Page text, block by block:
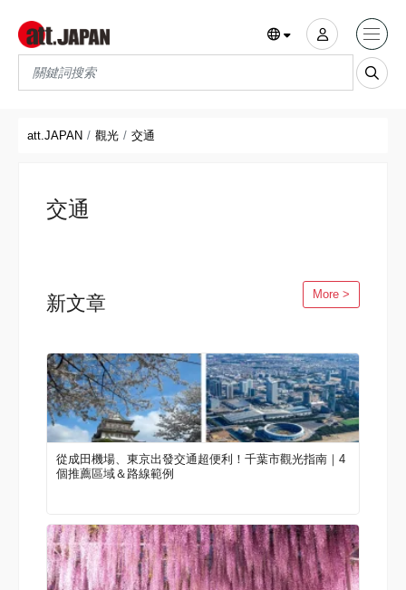
Translations title cont
att.JAPAN 觀光 交通
交通
新文章 More >
從成田機場、東京出發交通超便利！千葉市觀光指南｜4
個推薦區域＆路線範例